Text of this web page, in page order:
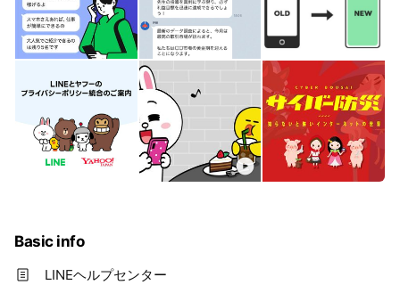
Basic info
LINEヘルプセンター